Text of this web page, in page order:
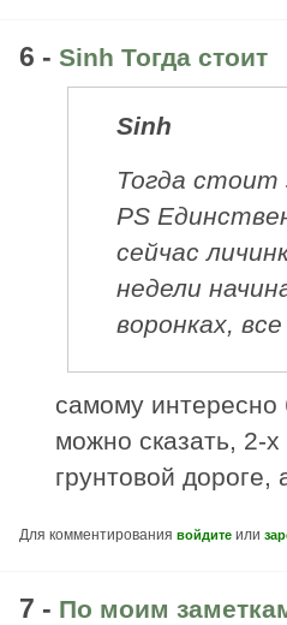
6 - Sinh Тогда стоит
Sinh
Тогда стоит
PS
сейчас
недели
воронках,
самому интересно
можно сказать, 2-
грунтовой
Для комментирования войдите или
7 - По моим